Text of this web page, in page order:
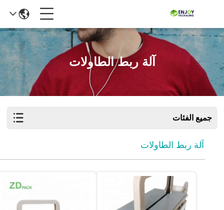
آلة ربط الطاولات
جميع الفئات
آلة ربط الطاولات